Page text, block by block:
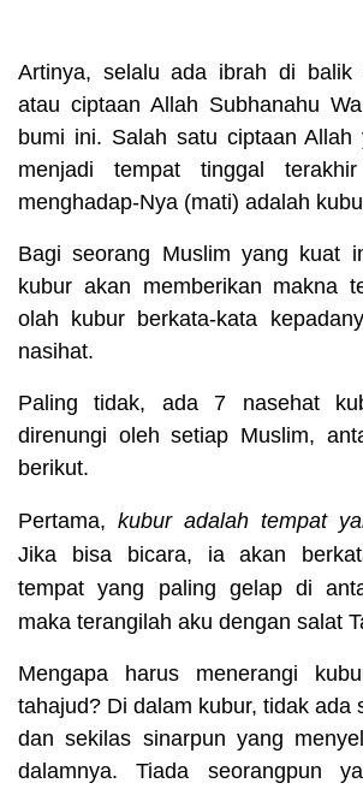
Artinya, selalu ada ibrah di balik
atau ciptaan Allah Subhanahu
bumi ini. Salah satu ciptaan Allah
menjadi tempat tinggal
menghadap-Nya (mati) adalah
Bagi seorang Muslim yang kuat
kubur akan memberikan makna
olah kubur berkata-kata
nasihat.
Paling tidak, ada 7 nasehat
direnungi oleh setiap Muslim,
berikut.
Pertama, kubur adalah tempat
Jika bisa bicara, ia akan
tempat yang paling gelap di
maka terangilah aku dengan salat
Mengapa harus menerangi
tahajud? Di dalam kubur, tidak ada
dan sekilas sinarpun yang
dalamnya. Tiada seorangpun